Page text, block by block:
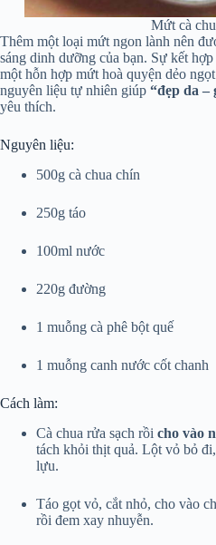
Mứt cà
Thêm một loại mứt ngon lành nên
sáng dinh dưỡng của bạn. Sự kết
một hỗn hợp mứt hoà quyện dẻo
nguyên liệu tự nhiên giúp “đẹp da –
yêu thích.
Nguyên liệu:
500g cà chua chín
250g táo
100ml nước
220g đường
1 muỗng cà phê bột quế
1 muỗng canh nước cốt chanh
Cách làm:
Cà chua rửa sạch rồi cho vào
tách khỏi thịt quả. Lột vỏ bỏ
lựu.
Táo gọt vỏ, cắt nhỏ, cho vào
rồi đem xay nhuyễn.